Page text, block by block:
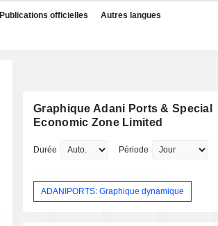
Publications officielles Autres langues
Graphique Adani Ports & Special
Economic Zone Limited
Durée Période
ADANIPORTS: Graphique dynamique